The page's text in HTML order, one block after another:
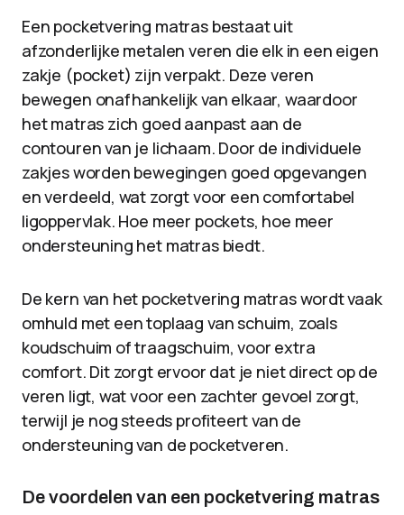
Een pocketvering matras bestaat uit
afzonderlijke metalen veren die elk in een eigen
zakje (pocket) zijn verpakt. Deze veren
bewegen onafhankelijk van elkaar, waardoor
het matras zich goed aanpast aan de
contouren van je lichaam. Door de individuele
zakjes worden bewegingen goed opgevangen
en verdeeld, wat zorgt voor een comfortabel
ligoppervlak. Hoe meer pockets, hoe meer
ondersteuning het matras biedt.
De kern van het pocketvering matras wordt vaak
omhuld met een toplaag van schuim, zoals
koudschuim of traagschuim, voor extra
comfort. Dit zorgt ervoor dat je niet direct op de
veren ligt, wat voor een zachter gevoel zorgt,
terwijl je nog steeds profiteert van de
ondersteuning van de pocketveren.
De voordelen van een pocketvering matras